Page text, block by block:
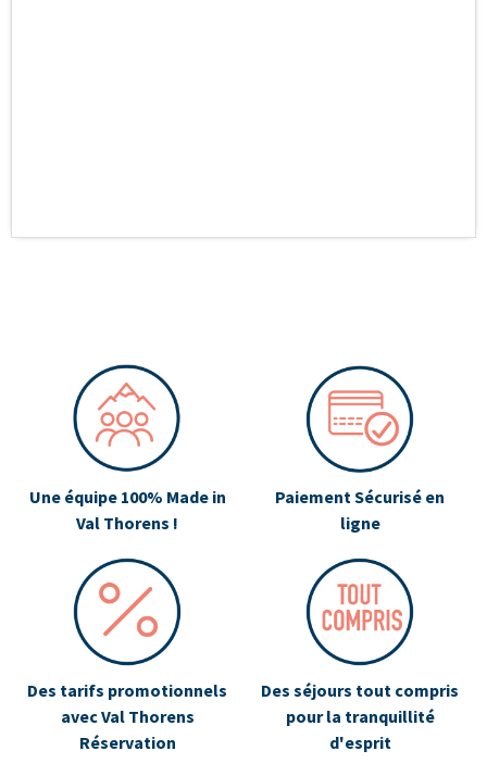
Une équipe 100% Made in
Val Thorens !
Paiement Sécurisé en
ligne
Des tarifs promotionnels
avec Val Thorens
Réservation
Des séjours tout compris
pour la tranquillité
d'esprit